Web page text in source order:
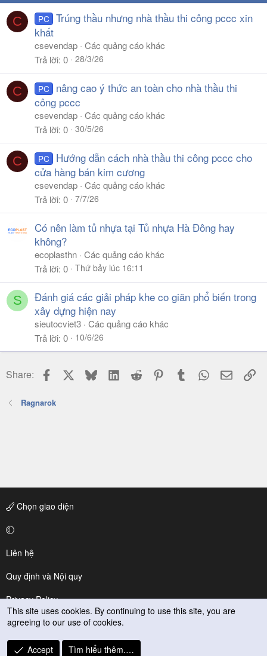
C PC Trúng thầu nhưng nhà thầu thi công pccc xin
khất
csevendap Các quảng cáo khác
Trả lời 0 28/3/26
C PC
nâng cao ý thức an toàn cho nhà thầu thi
công pccc
csevendap Các quảng cáo khác
Trả lời 0 30/5/26
C PC
Hướng dẫn cách nhà thầu thi công pccc cho
cửa hàng bán kim cương
csevendap Các quảng cáo khác
Trả lời 0 7/7/26
Có nên làm tủ nhựa tại Tủ nhựa Hà Đông hay
không?
ecoplasthn Các quảng cáo khác
Trả lời 0 Thứ bảy lúc 16:11
S
Đánh giá các giải pháp khe co giãn phổ biến trong
xây dựng hiện nay
sieutocviet3 Các quảng cáo khác
Trả lời 0 10/6/26
Share: Facebook BlueskyLinkedIn
Reddit PinterestTumblr WhatsApp
Email
Ragnarok
Chọn giao diện
Liên hệ
Quy định và Nội quy
Privacy Policy
Trợ giúp
R
This site uses cookies. By continuing to use this site, you are
agreeing to our use of cookies.
Accept Tìm hiểu thêm.…